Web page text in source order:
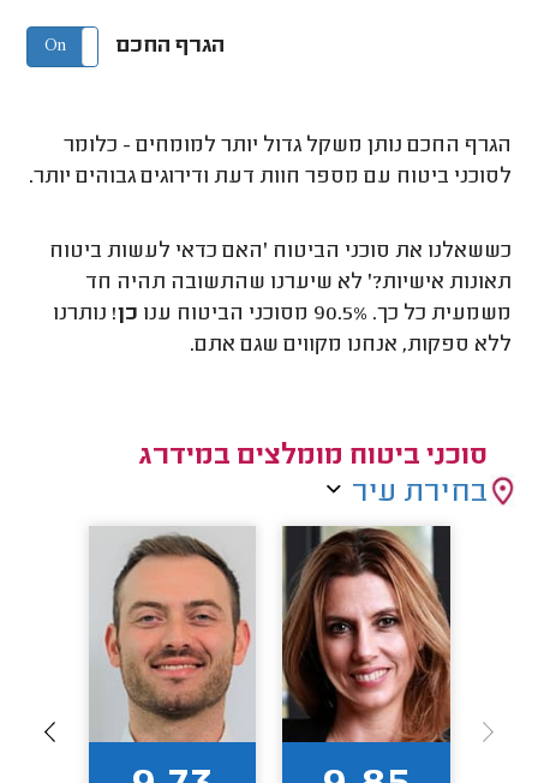
הגרף החכם On Off
הגרף החכם נותן משקל גדול יותר למומחים - כלומר
לסוכני ביטוח עם מספר חוות דעת ודירוגים גבוהים יותר.
כששאלנו את סוכני הביטוח 'האם כדאי לעשות ביטוח
תאונות אישיות?' לא שיערנו שהתשובה תהיה חד
משמעית כל כך. 90.5% מסוכני הביטוח ענו
כן! נותרנו
ללא ספקות, אנחנו מקווים שגם אתם.
סוכני ביטוח מומלצים במידרג
בחירת עיר